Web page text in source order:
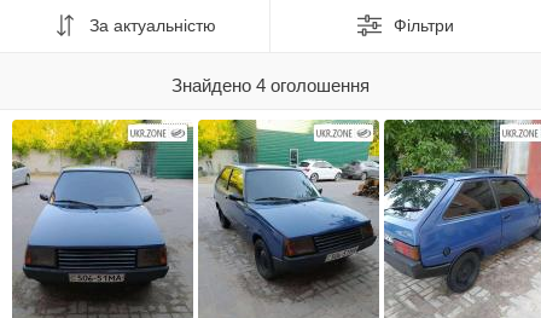
За актуальністю Фільтри
Знайдено 4 оголошення